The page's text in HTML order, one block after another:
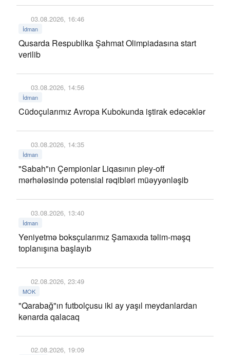
03.08.2026, 16:46
İdman
Qusarda Respublika Şahmat Olimpiadasına start
verilib
03.08.2026, 14:56
İdman
Cüdoçularımız Avropa Kubokunda iştirak edəcəklər
03.08.2026, 14:35
İdman
"Sabah"ın Çempionlar Liqasının pley-off
mərhələsində potensial rəqibləri müəyyənləşib
03.08.2026, 13:40
İdman
Yeniyetmə boksçularımız Şamaxıda təlim-məşq
toplanışına başlayıb
02.08.2026, 23:49
MOK
"Qarabağ"ın futbolçusu iki ay yaşıl meydanlardan
kənarda qalacaq
02.08.2026, 19:09